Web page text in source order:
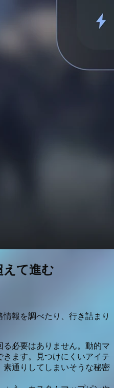
て進む
報を調べたり、行き詰まり
る必要はありません。動的マ
ます。見つけにくいアイテ
素通りしてしまいそうな秘密